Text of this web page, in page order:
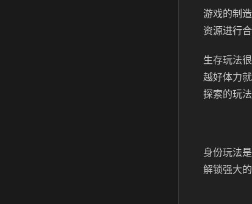
游戏的制
资源进行
生存玩法
越好体力
探索的玩
身份玩法
解锁强大